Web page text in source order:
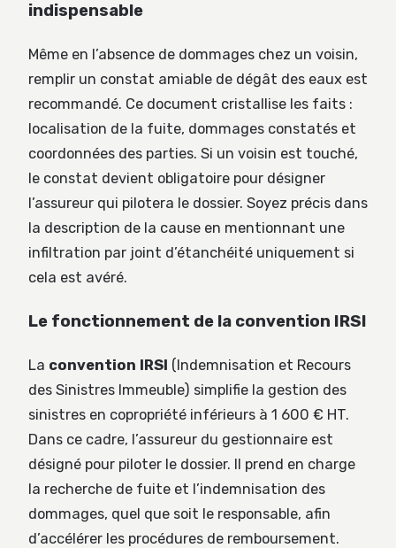
indispensable
Même en l’absence de dommages chez un voisin,
remplir un constat amiable de dégât des eaux est
recommandé. Ce document cristallise les faits :
localisation de la fuite, dommages constatés et
coordonnées des parties. Si un voisin est touché,
le constat devient obligatoire pour désigner
l’assureur qui pilotera le dossier. Soyez précis dans
la description de la cause en mentionnant une
infiltration par joint d’étanchéité uniquement si
cela est avéré.
Le fonctionnement de la convention IRSI
La convention IRSI (Indemnisation et Recours
des Sinistres Immeuble) simplifie la gestion des
sinistres en copropriété inférieurs à 1 600 € HT.
Dans ce cadre, l’assureur du gestionnaire est
désigné pour piloter le dossier. Il prend en charge
la recherche de fuite et l’indemnisation des
dommages, quel que soit le responsable, afin
d’accélérer les procédures de remboursement.